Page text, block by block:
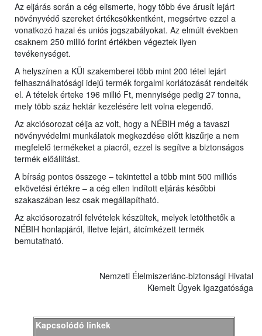
Az eljárás során a cég elismerte, hogy több éve árusít lejárt
növényvédő szereket értékcsökkentként, megsértve ezzel a
vonatkozó hazai és uniós jogszabályokat. Az elmúlt években
csaknem 250 millió forint értékben végeztek ilyen
tevékenységet.
A helyszínen a KÜI szakemberei több mint 200 tétel lejárt
felhasználhatósági idejű termék forgalmi korlátozását rendelték
el. A tételek érteke 196 millió Ft, mennyisége pedig 27 tonna,
mely több száz hektár kezelésére lett volna elegendő.
Az akciósorozat célja az volt, hogy a NÉBIH még a tavaszi
növényvédelmi munkálatok megkezdése előtt kiszűrje a nem
megfelelő termékeket a piacról, ezzel is segítve a biztonságos
termék előállítást.
A bírság pontos összege – tekintettel a több mint 500 milliós
elkövetési értékre – a cég ellen indított eljárás későbbi
szakaszában lesz csak megállapítható.
Az akciósorozatról felvételek készültek, melyek letölthetők a
NÉBIH honlapjáról, illetve lejárt, átcímkézett termék
bemutatható.
Nemzeti Élelmiszerlánc-biztonsági Hivatal
Kiemelt Ügyek Igazgatósága
Kapcsolódó linkek